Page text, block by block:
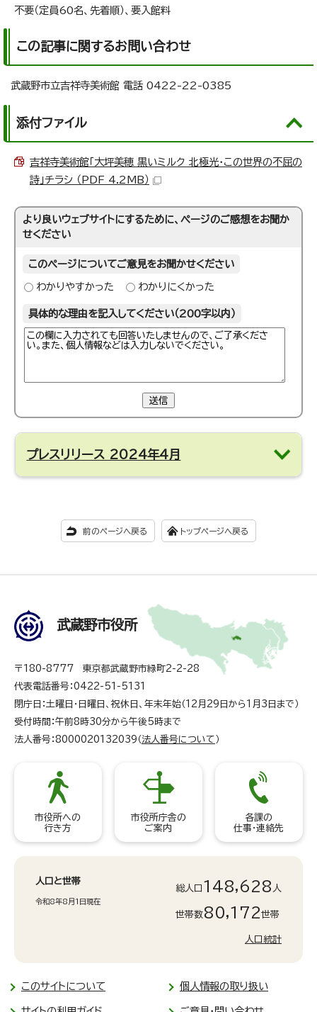
不要（定員60名、先着順）、要入館料
この記事に関するお問い合わせ
武蔵野市立吉祥寺美術館 電話 0422-22-0385
添付ファイル
吉祥寺美術館「大坪美穂 黒いミルク 北極光・この世界の不屈の
詩」チラシ （PDF 4.2MB）
より良いウェブサイトにするために、ページのご感想をお聞か
せください
このページについてご意見をお聞かせください
わかりやすかった わかりにくかった
具体的な理由を記入してください（200字以内）
送信
プレスリリース 2024年4月
前のページへ戻る トップページへ戻る
武蔵野市役所
〒180-8777 東京都武蔵野市緑町2-2-28
代表電話番号：0422-51-5131
閉庁日：土曜日・日曜日、祝休日、年末年始（12月29日から1月3日まで）
受付時間：午前8時30分から午後5時まで
法人番号：8000020132039（法人番号について ）
市役所への
行き方
市役所庁舎の
ご案内
各課の
仕事・連絡先
人口と世帯
令和8年8月1日現在
総人口 148,628 人
世帯数80,172世帯
人口統計
このサイトについて 個人情報の取り扱い